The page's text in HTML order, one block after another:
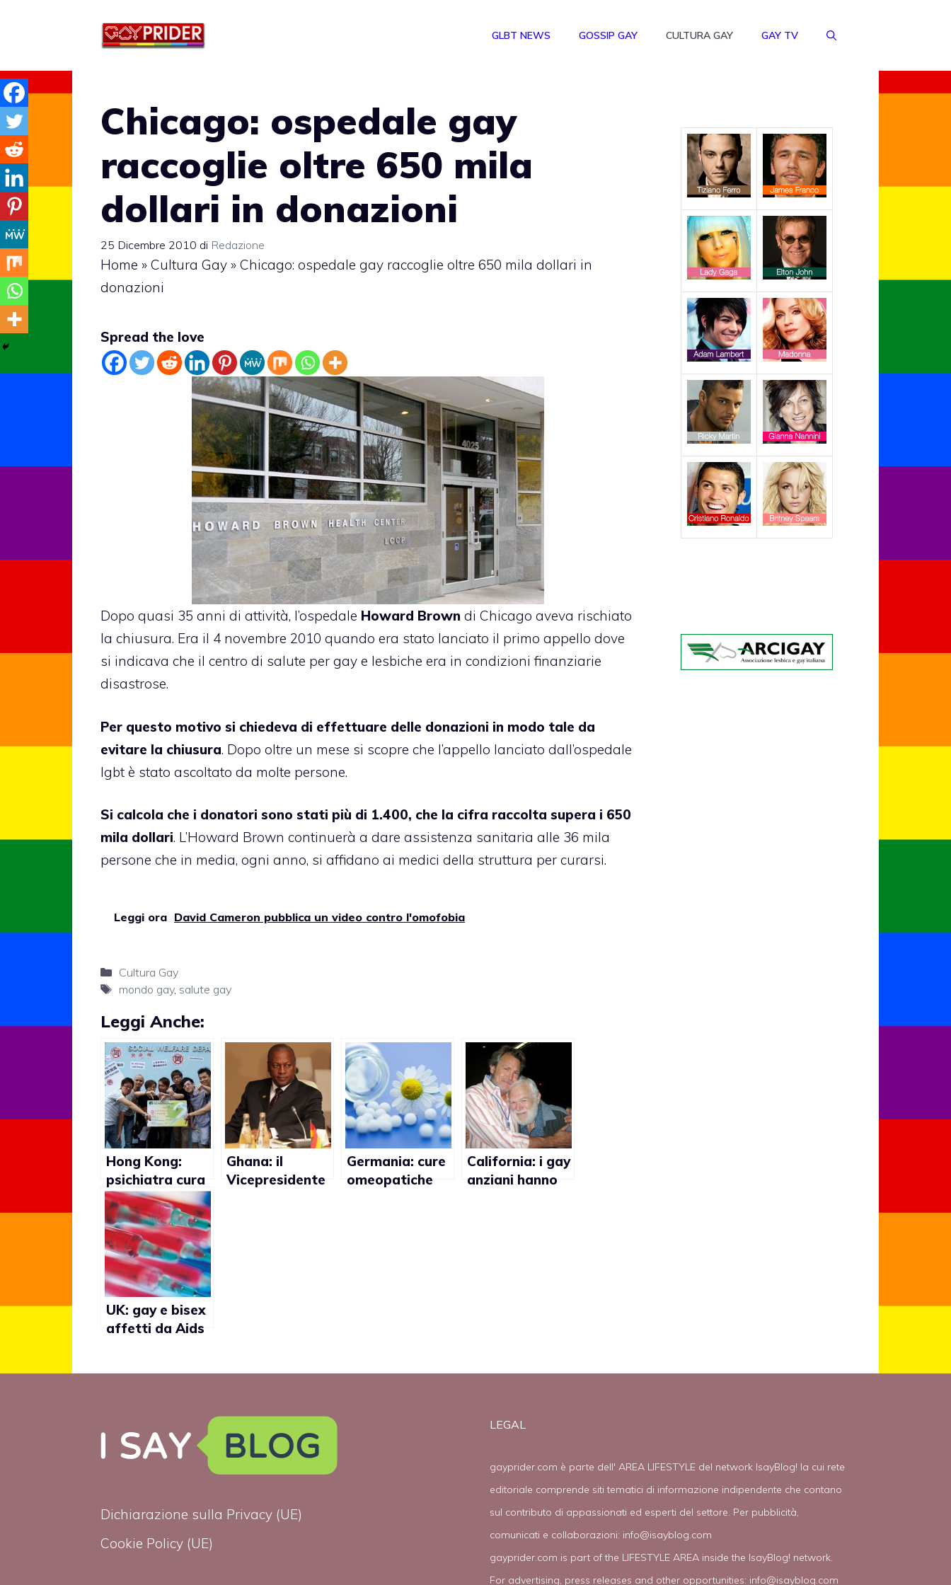
GLBT NEWS GOSSIP GAY CULTURA GAY GAY TV
Chicago: ospedale gay
raccoglie oltre 650 mila
dollari in donazioni
25 Dicembre 2010 di Redazione
Home » Cultura Gay » Chicago: ospedale gay raccoglie oltre 650 mila dollari in
donazioni
Spread the love
Dopo quasi 35 anni di attività, l’ospedale Howard Brown di Chicago aveva rischiato
la chiusura. Era il 4 novembre 2010 quando era stato lanciato il primo appello dove
si indicava che il centro di salute per gay e lesbiche era in condizioni finanziarie
disastrose.
Per questo motivo si chiedeva di effettuare delle donazioni in modo tale da
evitare la chiusura. Dopo oltre un mese si scopre che l’appello lanciato dall’ospedale
lgbt è stato ascoltato da molte persone.
Si calcola che i donatori sono stati più di 1.400, che la cifra raccolta supera i 650
mila dollari. L’Howard Brown continuerà a dare assistenza sanitaria alle 36 mila
persone che in media, ogni anno, si affidano ai medici della struttura per curarsi.
Leggi ora David Cameron pubblica un video contro l'omofobia
Categorie
Cultura Gay
Tag
mondo gay, salute gay
Leggi Anche:
Hong Kong:
psichiatra cura
l’omosessualità
“indesiderata”
Ghana: il
Vicepresidente
Germania: cure
omeopatiche
California: i gay
anziani hanno
UK: gay e bisex
affetti da Aids
Dichiarazione sulla Privacy (UE)
Cookie Policy (UE)
LEGAL
gayprider.com è parte dell' AREA LIFESTYLE del network IsayBlog! la cui rete
editoriale comprende siti tematici di informazione indipendente che contano
sul contributo di appassionati ed esperti del settore. Per pubblicità,
comunicati e collaborazioni: info@isayblog.com
gayprider.com is part of the LIFESTYLE AREA inside the IsayBlog! network.
For advertising, press releases and other opportunities: info@isayblog.com